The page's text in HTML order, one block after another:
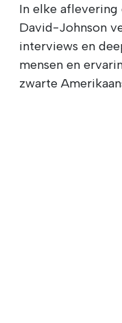
In elke
David-Johnson
interviews en
mensen en
zwarte